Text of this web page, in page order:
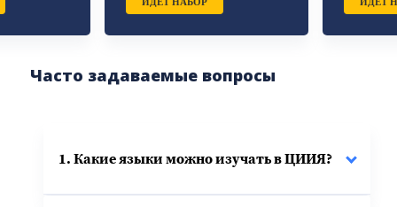
Часто задаваемые вопросы
1. Какие языки можно изучать в ЦИИЯ?